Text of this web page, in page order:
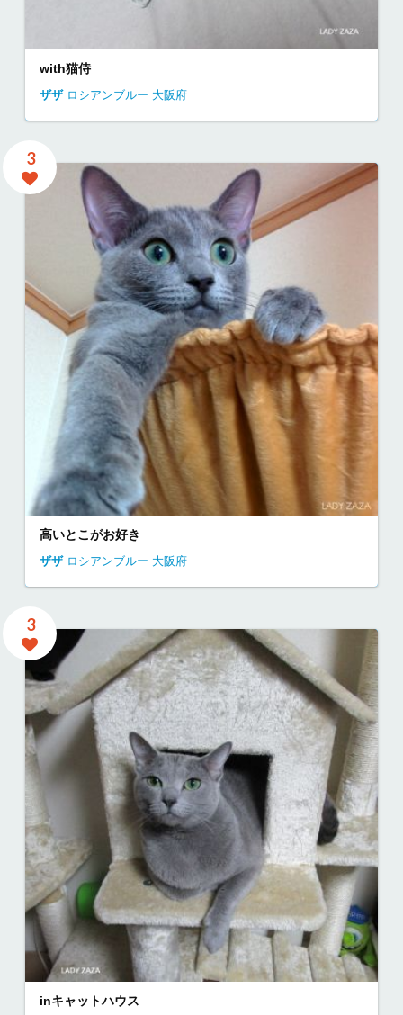
with猫侍
ザザ ロシアンブルー 大阪府
3
高いとこがお好き
ザザ ロシアンブルー 大阪府
3
inキャットハウス